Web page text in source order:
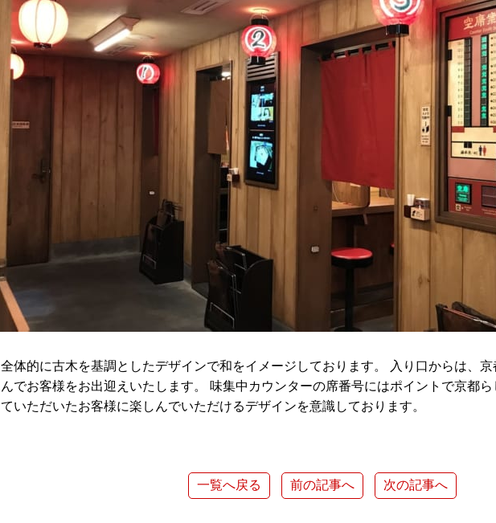
全体的に古木を基調としたデザインで和をイメージしております。 入り口からは、
んでお客様をお出迎えいたします。 味集中カウンターの席番号にはポイントで京都
ていただいたお客様に楽しんでいただけるデザインを意識しております。
一覧へ戻る 前の記事へ 次の記事へ